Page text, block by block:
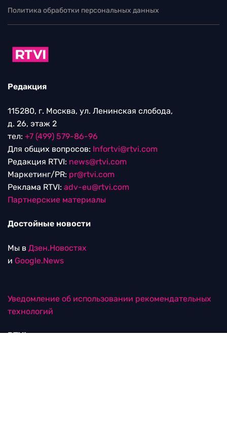
Политика обработки персональных данных
Редакция
115280, г. Москва, ул. Ленинская слобода,
д. 26, этаж 2
тел: +7 (499) 579-86-96
Для общих вопросов: Infortvi@rtvi.com
Редакция RTVI: news@rtvi.com
Маркетинг/PR: pr@rtvi.com
Реклама RTVI: adv-eu@rtvi.com
Партнерские материалы
Достойные новости
Мы в Дзен.Новостях
и Google.News
Уведомление об использовании рекомендательных
технологий
RTVI в соцсетях